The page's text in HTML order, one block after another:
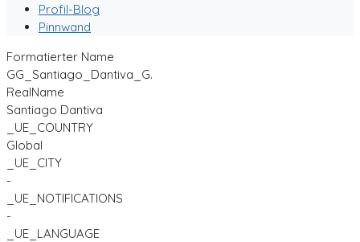
Profil-Blog
Pinnwand
Formatierter Name
GG_Santiago_Dantiva_G.
RealName
Santiago Dantiva
_UE_COUNTRY
Global
_UE_CITY
-
_UE_NOTIFICATIONS
-
_UE_LANGUAGE